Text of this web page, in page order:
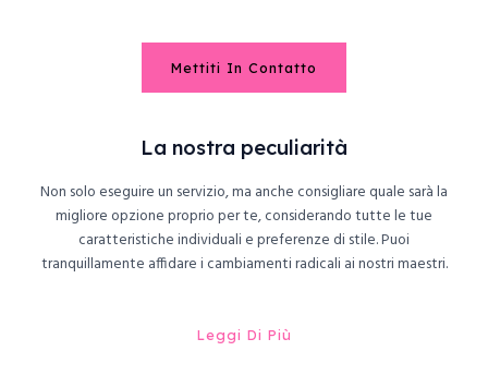
Mettiti In Contatto
La nostra peculiarità
Non solo eseguire un servizio, ma anche consigliare quale sarà la
migliore opzione proprio per te, considerando tutte le tue
caratteristiche individuali e preferenze di stile. Puoi
tranquillamente affidare i cambiamenti radicali ai nostri maestri.
Leggi Di Più